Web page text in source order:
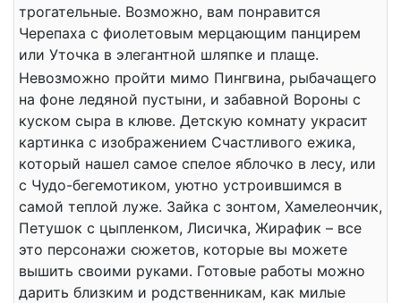
трогательные. Возможно, вам понравится
Черепаха с фиолетовым мерцающим панцирем
или Уточка в элегантной шляпке и плаще.
Невозможно пройти мимо Пингвина, рыбачащего
на фоне ледяной пустыни, и забавной Вороны с
куском сыра в клюве. Детскую комнату украсит
картинка с изображением Счастливого ежика,
который нашел самое спелое яблочко в лесу, или
с Чудо-бегемотиком, уютно устроившимся в
самой теплой луже. Зайка с зонтом, Хамелеончик,
Петушок с цыпленком, Лисичка, Жирафик – все
это персонажи сюжетов, которые вы можете
вышить своими руками. Готовые работы можно
дарить близким и родственникам, как милые